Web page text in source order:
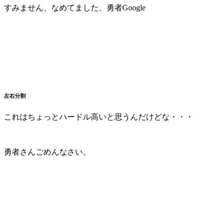
すみません、なめてました、勇者Google
左右分割
これはちょっとハードル高いと思うんだけどな・・・
勇者さんごめんなさい。